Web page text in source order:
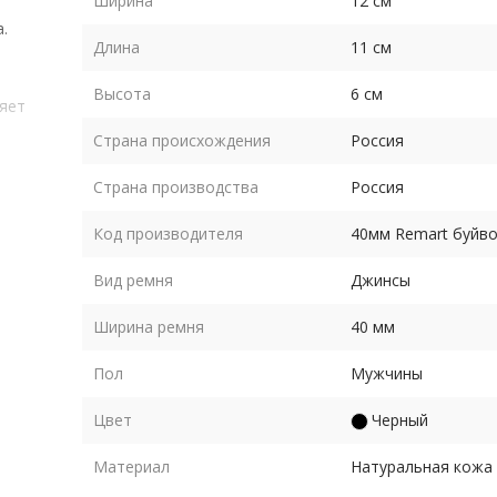
Длина 11 см
Высота 6 см
Страна происхождения Россия
Страна производства Россия
Код производителя 40мм Remart
Вид ремня Джинсы
Ширина ремня 40 мм
Пол Мужчины
Цвет Черный
Материал Натуральная кожа